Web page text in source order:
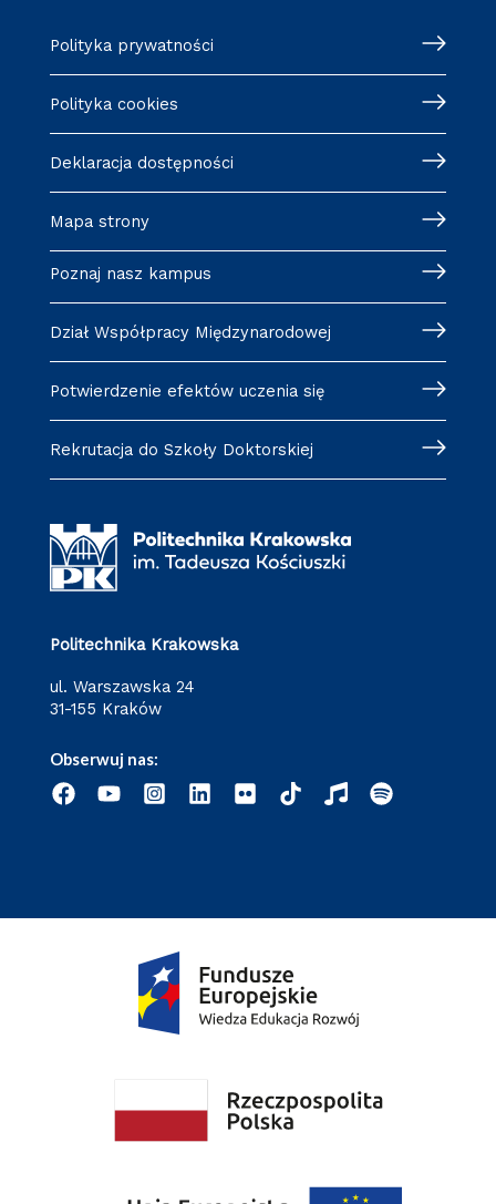
Polityka prywatności
Polityka cookies
Deklaracja dostępności
Mapa strony
Poznaj nasz kampus
Dział Współpracy Międzynarodowej
Potwierdzenie efektów uczenia się
Rekrutacja do Szkoły Doktorskiej
Politechnika Krakowska
ul. Warszawska 24
31-155 Kraków
Obserwuj nas: